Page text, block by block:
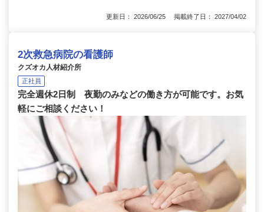
更新日： 2026/06/25 掲載終了日： 2027/04/02
2次救急病院の看護師
クズオカ人材紹介所
正社員
完全週休2日制 夜勤のみなどの働き方が可能です。お気
軽にご相談ください！